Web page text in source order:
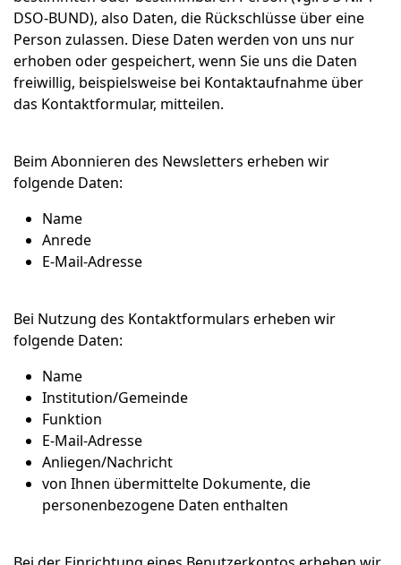
DSO-BUND), also Daten, die Rückschlüsse über eine
Person zulassen. Diese Daten werden von uns nur
erhoben oder gespeichert, wenn Sie uns die Daten
freiwillig, beispielsweise bei Kontaktaufnahme über
das Kontaktformular, mitteilen.
Beim Abonnieren des Newsletters erheben wir
folgende Daten:
Name
Anrede
E-Mail-Adresse
Bei Nutzung des Kontaktformulars erheben wir
folgende Daten:
Name
Institution/Gemeinde
Funktion
E-Mail-Adresse
Anliegen/Nachricht
von Ihnen übermittelte Dokumente, die
personenbezogene Daten enthalten